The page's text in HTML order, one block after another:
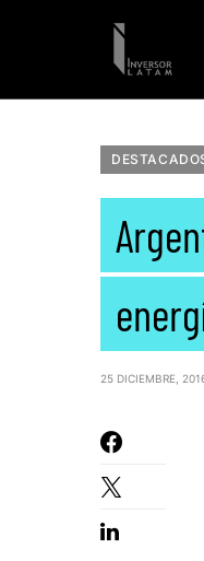
25 DICIEMBRE,